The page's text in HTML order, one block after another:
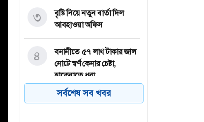
বৃষ্টি নিয়ে নতুন বার্তা দিল
আবহাওয়া অফিস
৩
বনানীতে ৫৭ লাখ টাকার জাল
নোটে স্বর্ণ কেনার চেষ্টা,
হাতেনাতে ধরা
৪
চলতি মাসেই ঘোষণা হতে পারে
৫
সর্বশেষ সব খবর